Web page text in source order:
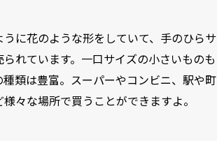
に花のような形をしていて、手のひらサ
れています。一口サイズの小さいものも
類は豊富。スーパーやコンビニ、駅や町
々な場所で買うことができますよ。